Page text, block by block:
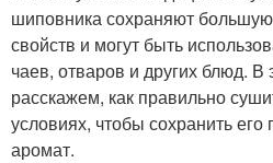
шиповника сохраняют
свойств и могут быть
чаев, отваров и других блюд. В
расскажем, как правильно
условиях, чтобы сохранить его
аромат.